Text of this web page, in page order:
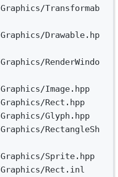
Transformab
Drawable.hp
RenderWindo
Image.hpp
Rect.hpp
Glyph.hpp
RectangleSh
Sprite.hpp
Rect.inl